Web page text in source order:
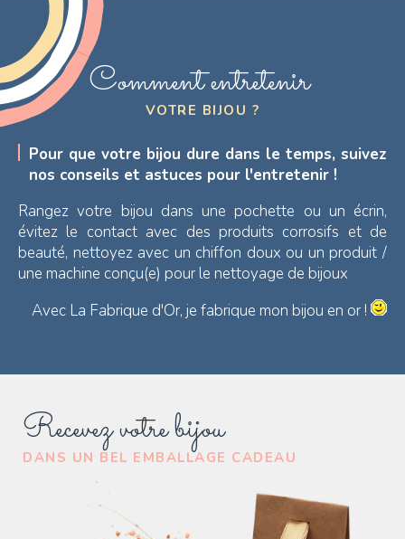
Recevez votre bijou
DANS UN BEL EMBALLAGE CADEAU
Comment entretenir
VOTRE BIJOU ?
Pour que votre bijou dure dans le temps, suivez
nos conseils et astuces pour l'entretenir !
Rangez votre bijou dans une pochette ou un écrin,
évitez le contact avec des produits corrosifs et de
beauté, nettoyez avec un chiffon doux ou un produit /
une machine conçu(e) pour le nettoyage de bijoux
Avec La Fabrique d'Or, je fabrique mon bijou en or !